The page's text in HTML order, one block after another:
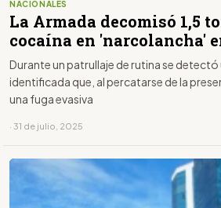
NACIONALES
La Armada decomisó 1,5
cocaína en 'narcolancha'
Durante un patrullaje de rutina se
identificada que, al percatarse de la
una fuga evasiva
· 31 de julio, 2025